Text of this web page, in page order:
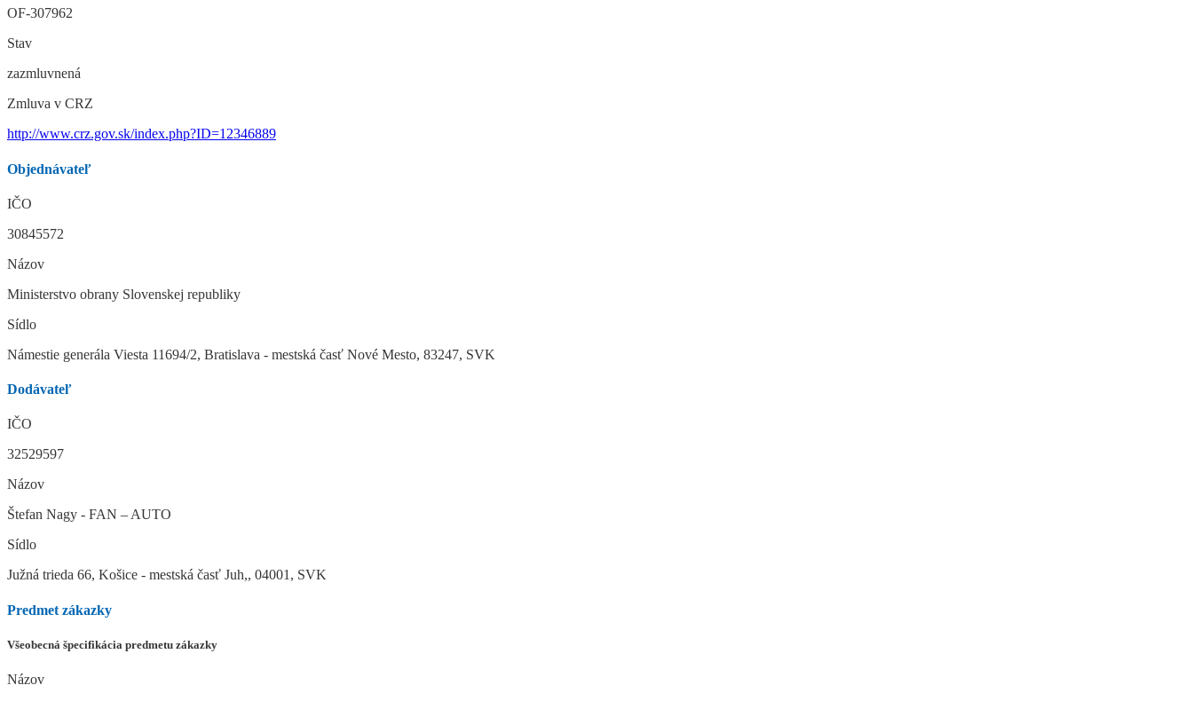
OF-307962
Stav
zazmluvnená
Zmluva v CRZ
http://www.crz.gov.sk/index.php?ID=12346889
Objednávateľ
IČO
30845572
Názov
Ministerstvo obrany Slovenskej republiky
Sídlo
Námestie generála Viesta 11694/2, Bratislava - mestská časť Nové Mesto, 83247, SVK
Dodávateľ
IČO
32529597
Názov
Štefan Nagy - FAN – AUTO
Sídlo
Južná trieda 66, Košice - mestská časť Juh,, 04001, SVK
Predmet zákazky
Všeobecná špecifikácia predmetu zákazky
Názov